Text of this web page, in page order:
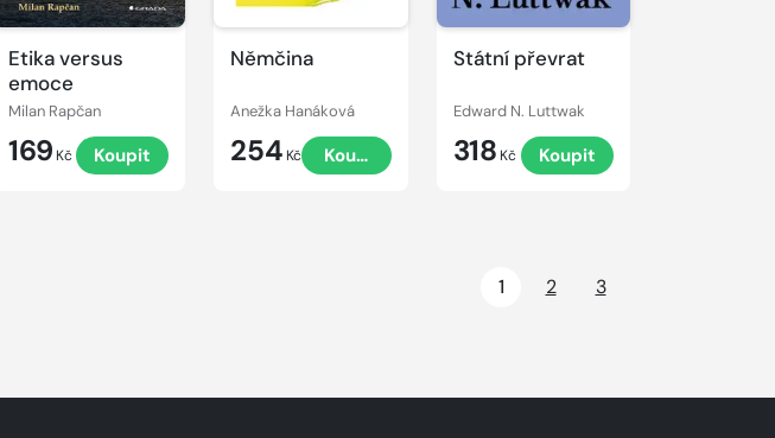
Etika versus
emoce
Milan Rapčan
169 Kč Koupit
Němčina
Anežka Hanáková
254 Kč Koupit
Státní převrat
Edward N. Luttwak
318 Kč Koupit
1 2 3